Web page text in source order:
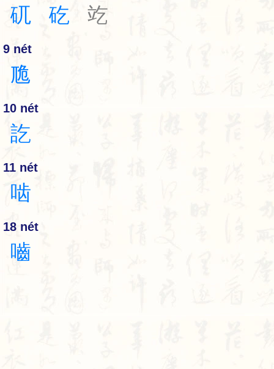
矹 矻 䇄
9 nét
卼
10 nét
訖
11 nét
啮
18 nét
嚙